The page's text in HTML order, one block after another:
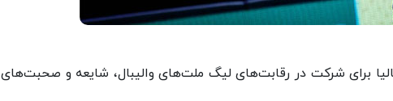
برای شرکت در رقابت‌های لیگ ملت‌های والیبال، شایعه و صحبت‌های